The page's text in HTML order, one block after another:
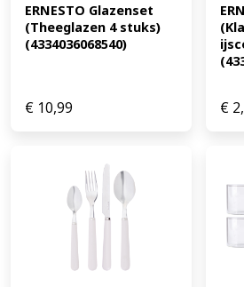
ERNESTO Glazenset
(Theeglazen 4 stuks)
(4334036068540)
€ 10,99 €